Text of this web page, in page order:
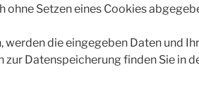
Setzen eines Cookies
werden die eingegeben Daten und
Datenspeicherung finden Sie in